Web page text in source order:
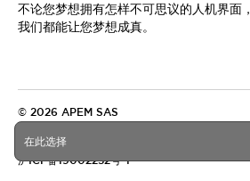
在此选择
不论您梦想拥有怎样不可思议的人机界面，
我们都能让您梦想成真。
© 2026 APEM SAS
条款和条件
沪ICP备19002252号-1